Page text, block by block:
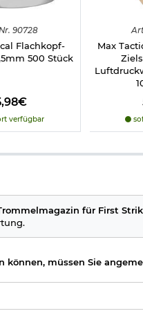
90728
Flachkopf-
500 Stück
verfügbar
Max
für First
können, müssen Sie